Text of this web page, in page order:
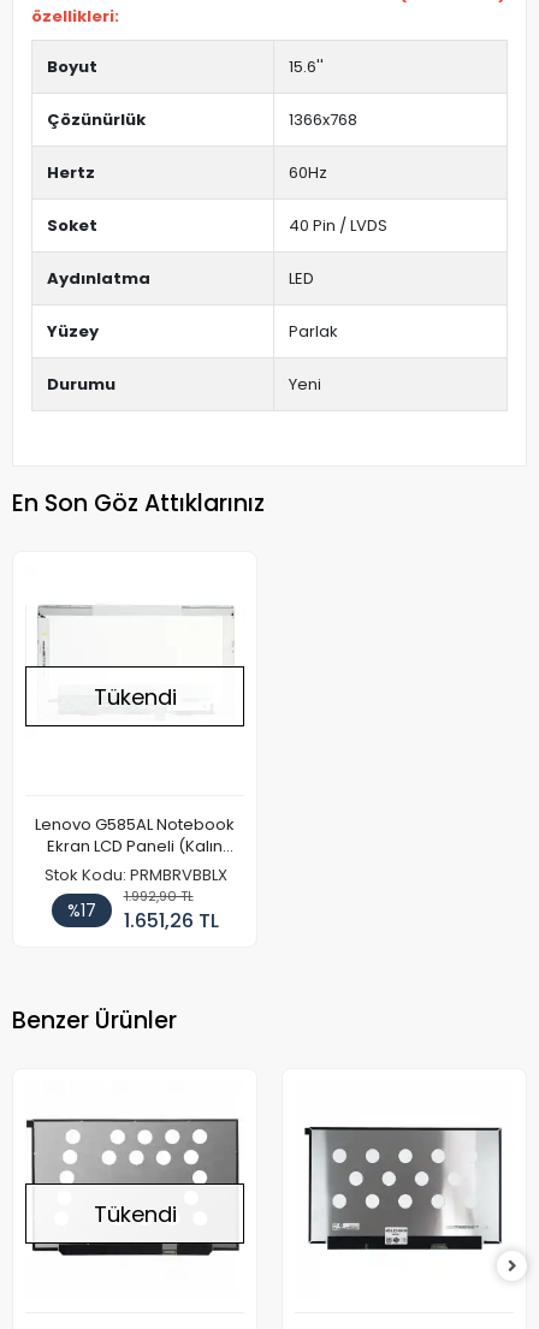
özellikleri:
Boyut 15.6''
Çözünürlük 1366x768
Hertz 60Hz
Soket 40 Pin / LVDS
Aydınlatma LED
Yüzey Parlak
Durumu Yeni
En Son Göz Attıklarınız
Tükendi
Lenovo G585AL Notebook
Ekran LCD Paneli (Kalın
Kasa)
Stok Kodu: PRMBRVBBLX
%17
1.992,90 TL
1.651,26 TL
Benzer Ürünler
Tükendi